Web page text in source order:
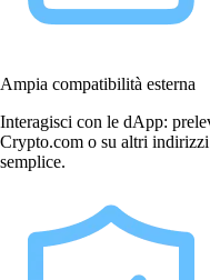
Ampia compatibilità esterna
Interagisci con le dApp:
Crypto.com o su altri
semplice.